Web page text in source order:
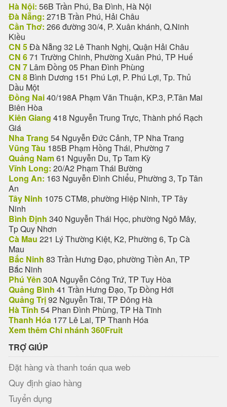
Hà Nội: 56B Trần Phú, Ba Đình, Hà Nội
Đà Nẵng: 271B Trần Phú, Hải Châu
Cần Thơ: 266 đường 30/4, P. Xuân khánh, Q.Ninh
Kiều
CN 5Đà Nẵng 32 Lê Thanh Nghị, Quận Hải Châu
CN 671 Trường Chinh, Phường Xuân Phú, TP Huế
CN 7 Lâm Đồng 05 Phan Đình Phùng
CN 8 Bình Dương 151 Phú Lợi, P. Phú Lợi, Tp. Thủ
Dầu Một
Đồng Nai40/198A Phạm Văn Thuận, KP.3, P.Tân Mai
Biên Hòa
Kiên Giang 418 Nguyễn Trung Trực, Thành phố Rạch
Giá
Nha Trang 54 Nguyễn Đức Cảnh, TP Nha Trang
Vũng Tàu 185B Phạm Hồng Thái, Phường 7
Quảng Nam61 Nguyễn Du, Tp Tam Kỳ
Vĩnh Long: 20/A2 Phạm Thái Bường
Long An: 163 Nguyễn Đình Chiểu, Phường 3, Tp Tân
An
Tây Ninh 1075 CTM8, phường Hiệp Ninh, TP Tây
Ninh
Bình Định 340 Nguyễn Thái Học, phường Ngô Mây,
Tp Quy Nhơn
Cà Mau 221 Lý Thường Kiệt, K2, Phường 6, Tp Cà
Mau
Bắc Ninh 83 Trần Hưng Đạo, phường Tiền An, TP
Bắc Ninh
Phú Yên 30A Nguyễn Công Trứ, TP Tuy Hòa
Quảng Bình 41 Trần Hưng Đạo, Tp Đồng Hới
Quảng Trị92 Nguyễn Trãi, TP Đông Hà
Hà Tĩnh 54 Phan Đình Phùng, TP Hà Tĩnh
Thanh Hóa 177 Lê Lai, TP Thanh Hóa
Xem thêm Chi nhánh 360Fruit
TRỢ GIÚP
Đặt hàng và thanh toán qua web
Quy định giao hàng
Tuyển dụng